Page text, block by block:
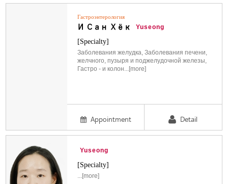
Гастроэнтерология
И Сан Хёк Yuseong
[Specialty]
Заболевания желудка, Заболевания печени,
желчного, пузыря и поджелудочной железы,
Гастро - и колон...[more]
Appointment Detail
Yuseong
[Specialty]
...[more]